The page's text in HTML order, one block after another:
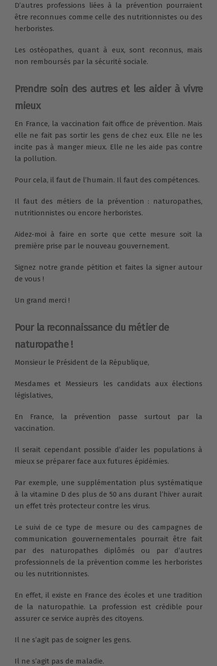
D’autres professions liées à la prévention pourraient
être reconnues comme celle des nutritionnistes ou des
herboristes.
Les ostéopathes, quant à eux, sont reconnus, mais
non remboursés par la sécurité sociale.
Prendre soin des autres et les aider à vivre
mieux
En France, la vaccination fait office de prévention. Mais
elle ne fait pas sortir les gens de chez eux. Elle ne les
incite pas à manger mieux. Elle ne les aide pas contre
la pollution.
Pour cela, il faut de l’humain. Il faut des compétences.
Il faut des métiers de la prévention : naturopathes,
nutritionnistes ou encore herboristes.
Aidez-moi à faire en sorte que cette mesure soit la
première prise par le nouveau gouvernement.
Signez notre grande pétition et faites la signer autour
de vous !
Un grand merci !
Pour la reconnaissance du métier de
naturopathe !
Monsieur le Président de la République,
Mesdames et Messieurs les candidats aux élections
législatives,
En France, la prévention passe surtout par la
vaccination.
Il serait cependant possible d’aider les populations à
mieux se préparer face aux futures épidémies.
Par exemple, une supplémentation plus systématique
à la vitamine D des plus de 50 ans durant l’hiver aurait
un effet très protecteur contre les virus.
Le suivi de ce type de mesure ou des campagnes de
communication gouvernementales pourrait être fait
par des naturopathes diplômés ou par d’autres
professionnels de la prévention comme les herboristes
ou les nutritionnistes.
En effet, il existe en France des écoles et une tradition
de la naturopathie. La profession est crédible pour
assurer ce service auprès des citoyens.
Il ne s’agit pas de soigner les gens.
Il ne s’agit pas de maladie.